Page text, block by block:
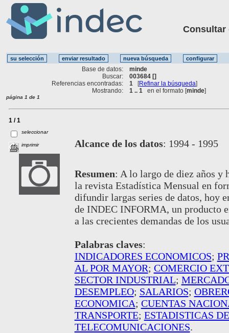
Consultar
Base de datos:
minde
Buscar:
003684 []
Referencias encontradas:
1 [Refinar la búsqueda]
Mostrando:
1 .. 1 en el formato [minde]
página 1 de 1
1 / 1
seleccionar
imprimir Alcance de los datos: 1994 - 1995
Resumen: A lo largo de diez años y
la revista Estadística Mensual en
difundir largas series de datos, hoy
de INDEC INFORMA, un producto
a las crecientes demandas de los
Palabras claves:
INDICADORES ECONOMICOS;
AL POR MAYOR; COMERCIO
SECTOR INDUSTRIAL;
DESEMPLEO; SALARIOS;
ECONOMICA; CUENTAS
TRANSPORTE; ESTADISTICAS
TELECOMUNICACIONES.